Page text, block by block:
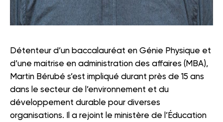
Détenteur d’un baccalauréat en Génie Physique et
d’une maitrise en administration des affaires (MBA),
Martin Bérubé s’est impliqué durant près de 15 ans
dans le secteur de l’environnement et du
développement durable pour diverses
organisations. Il a rejoint le ministère de l’Éducation